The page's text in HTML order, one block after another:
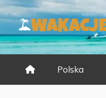
Skip
to
content
Polska